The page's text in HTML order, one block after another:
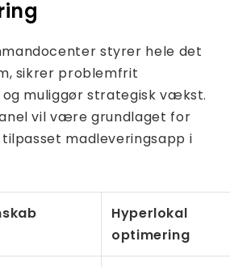
styrer hele det
sikrer problemfrit
muliggør strategisk vækst.
vil være grundlaget for
madleveringsapp i
Hyperlokal
optimering